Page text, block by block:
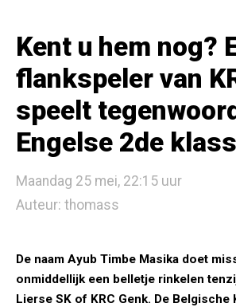
Kent u hem nog?
flankspeler van
speelt
Engelse 2de
Maandag 25 mei, 22:15 uur
Auteur: thomass
De naam Ayub Timbe Masika doet
onmiddellijk een belletje rinkelen
Lierse SK of KRC Genk. De Belgische